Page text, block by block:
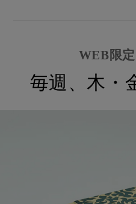
WEB限
毎週、木・